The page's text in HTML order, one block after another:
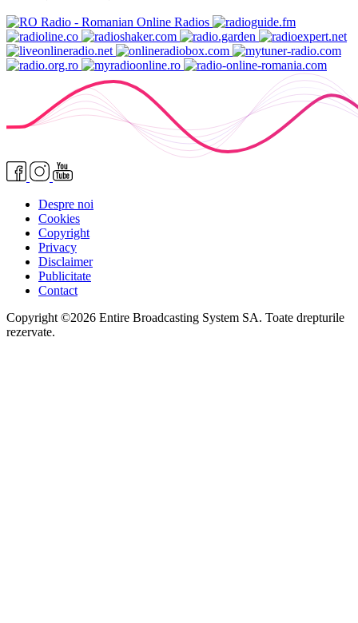
Despre noi
Cookies
Copyright
Privacy
Disclaimer
Publicitate
Contact
Copyright ©2026 Entire Broadcasting System SA. Toate drepturile
rezervate.